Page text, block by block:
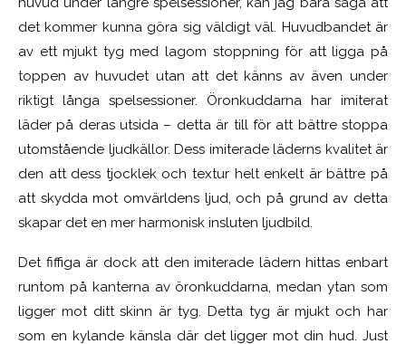
det kommer kunna göra sig väldigt väl. Huvudbandet är
av ett mjukt tyg med lagom stoppning för att ligga på
toppen av huvudet utan att det känns av även under
riktigt långa spelsessioner. Öronkuddarna har imiterat
läder på deras utsida – detta är till för att bättre stoppa
utomstående ljudkällor. Dess imiterade läderns kvalitet är
den att dess tjocklek och textur helt enkelt är bättre på
att skydda mot omvärldens ljud, och på grund av detta
skapar det en mer harmonisk insluten ljudbild.
Det fiffiga är dock att den imiterade lädern hittas enbart
runtom på kanterna av öronkuddarna, medan ytan som
ligger mot ditt skinn är tyg. Detta tyg är mjukt och har
som en kylande känsla där det ligger mot din hud. Just